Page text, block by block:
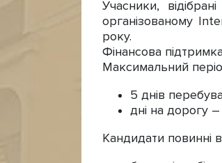
Учасники,
організованому
року.
Фінансова
Максимальний
5 днів
дні на дорогу
Кандидати повинні